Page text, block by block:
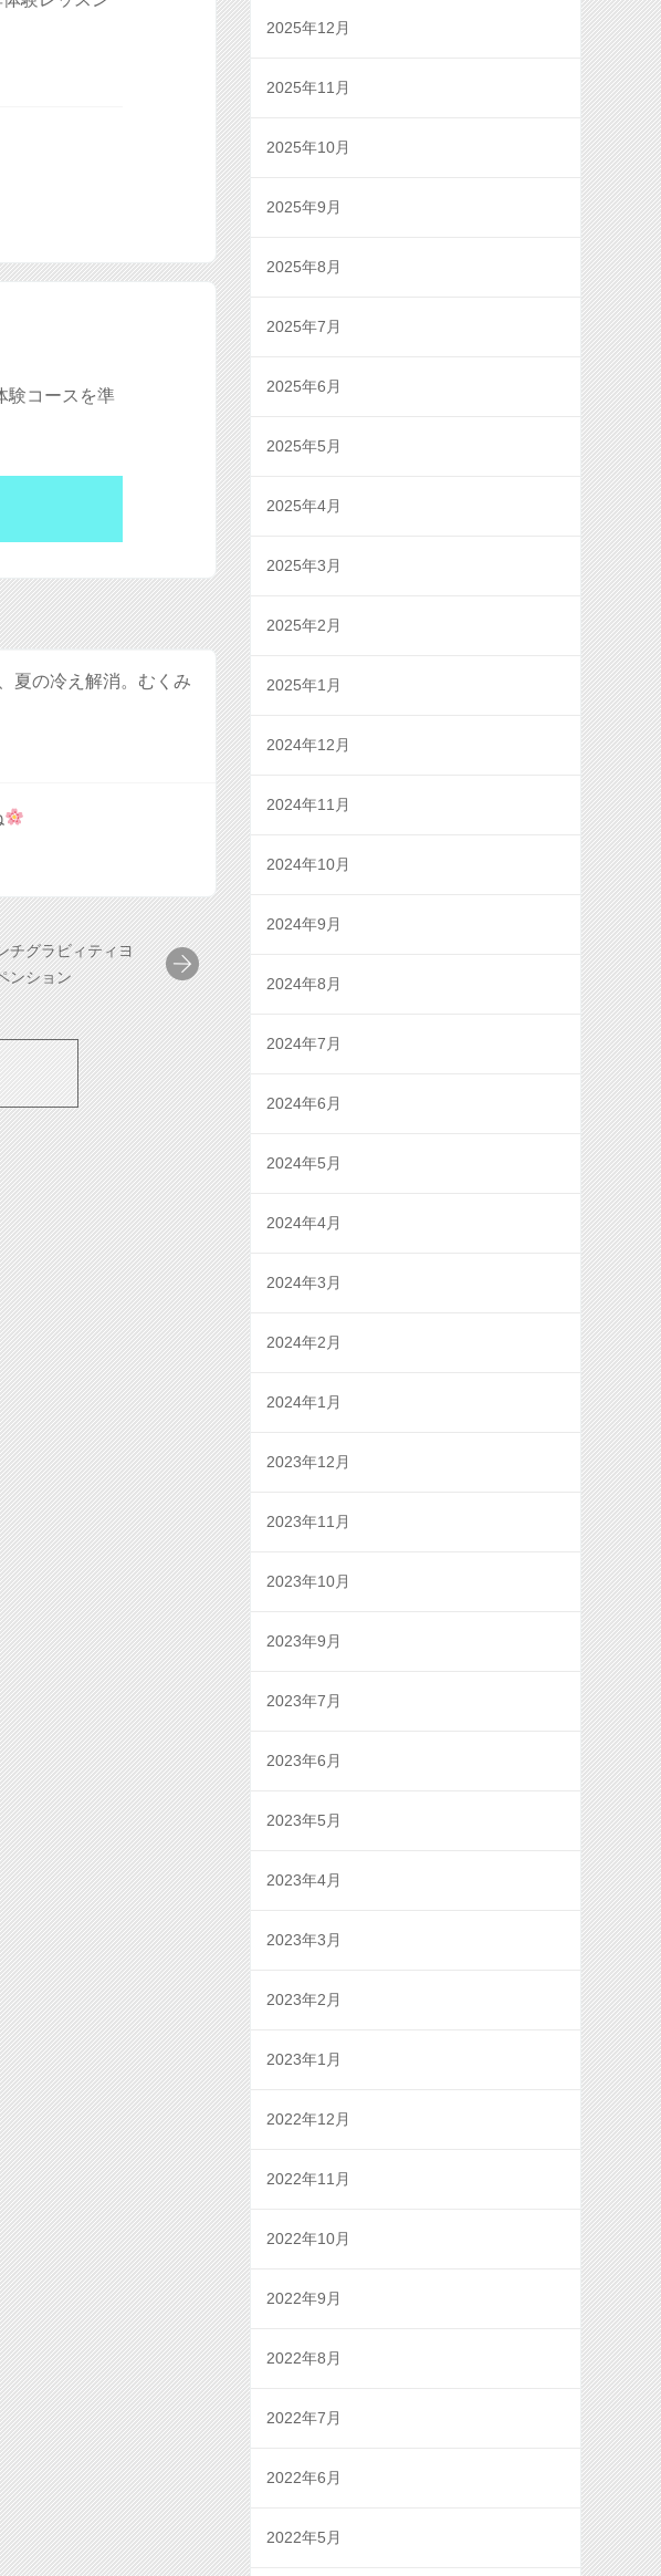
験コースを準
夏の冷え解消。むくみ
チグラビィティヨ
ンション
2025年12月
2025年11月
2025年10月
2025年9月
2025年8月
2025年7月
2025年6月
2025年5月
2025年4月
2025年3月
2025年2月
2025年1月
2024年12月
2024年11月
2024年10月
2024年9月
2024年8月
2024年7月
2024年6月
2024年5月
2024年4月
2024年3月
2024年2月
2024年1月
2023年12月
2023年11月
2023年10月
2023年9月
2023年7月
2023年6月
2023年5月
2023年4月
2023年3月
2023年2月
2023年1月
2022年12月
2022年11月
2022年10月
2022年9月
2022年8月
2022年7月
2022年6月
2022年5月